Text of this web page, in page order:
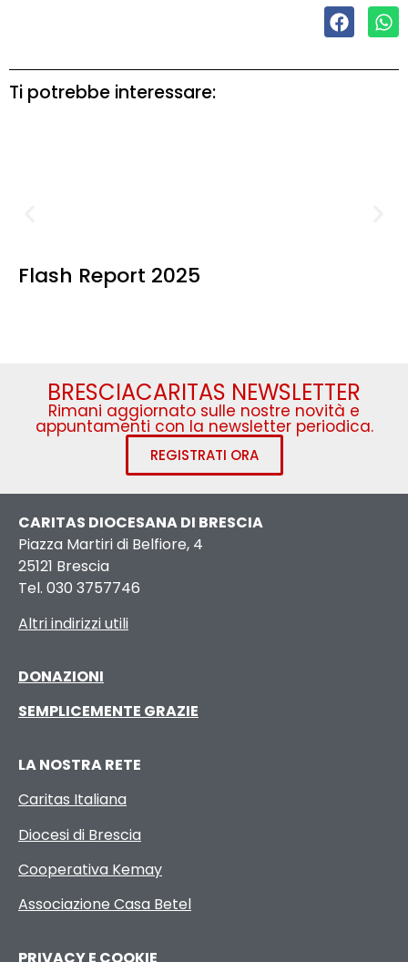
Ti potrebbe interessare:
Flash Report 2025
BRESCIACARITAS NEWSLETTER
Rimani aggiornato sulle nostre novità e
appuntamenti con la newsletter periodica.
REGISTRATI ORA
CARITAS DIOCESANA DI BRESCIA
Piazza Martiri di Belfiore, 4
25121 Brescia
Tel. 030 3757746
Altri indirizzi utili
DONAZIONI
SEMPLICEMENTE GRAZIE
LA NOSTRA RETE
Caritas Italiana
Diocesi di Brescia
Cooperativa Kemay
Associazione Casa Betel
PRIVACY E COOKIE